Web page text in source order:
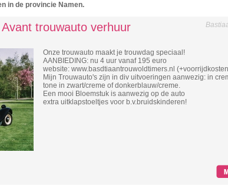
in de provincie Namen.
trouwauto verhuur
Onze trouwauto maakt je trouwdag speciaal!
AANBIEDING: nu 4 uur vanaf 195 euro
website: www.basdtiaantrouwoldtimers.nl
Mijn Trouwauto's zijn in div uitvoeringen aanwezig: in
tone in zwart/creme of donkerblauw/creme.
Een mooi Bloemstuk is aanwezig op de auto
extra uitklapstoeltjes voor b.v.bruidskinderen!